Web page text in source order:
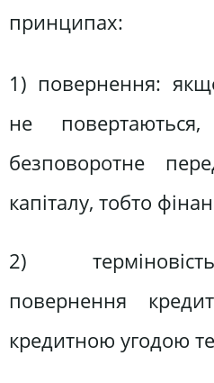
принципах:
1) повернення:
не
безповоротне
капіталу, тобто
2)
повернення
кредитною угодою